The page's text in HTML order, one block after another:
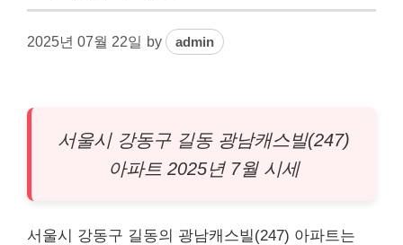
2025년 07월 22일 by admin
서울시 강동구 길동 광남캐스빌(247)
아파트 2025년 7월 시세
서울시 강동구 길동의 광남캐스빌(247) 아파트는